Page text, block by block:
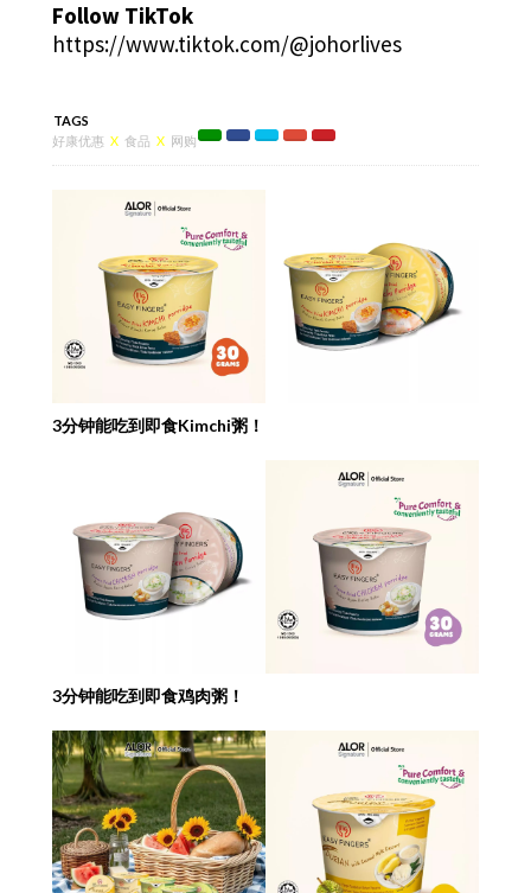
Follow TikTok
https://www.tiktok.com/@johorlives
TAGS
好康优惠 X 食品 X 网购
3分钟能吃到即食Kimchi粥！
3分钟能吃到即食鸡肉粥！